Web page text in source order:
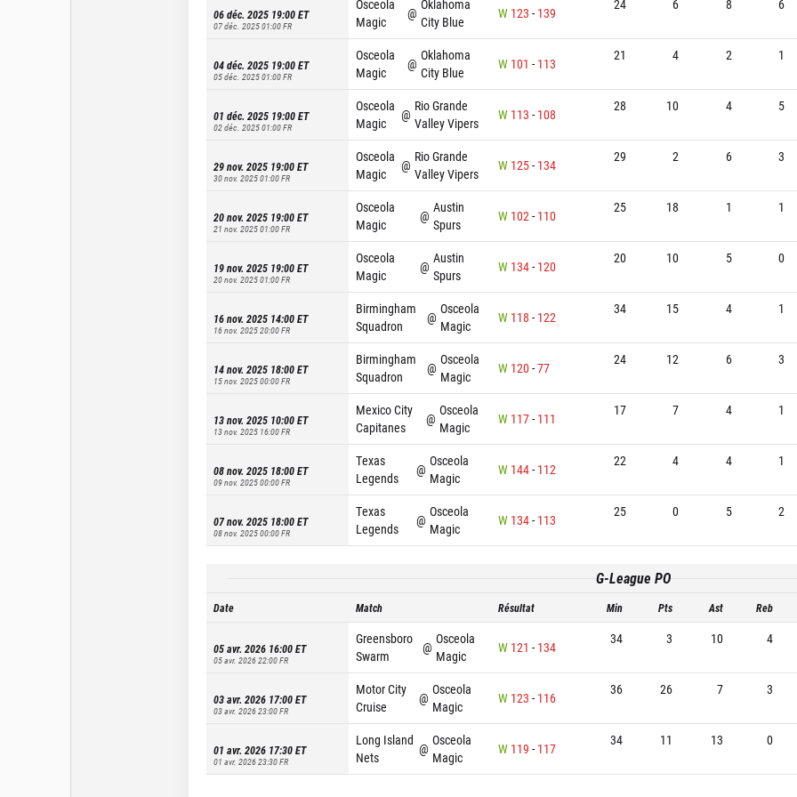
06 déc. 2025 19:00ET
07 déc. 2025 01:00FR
Osceola
Magic
@
Oklahoma
City Blue
W 123 - 139
24 6 8 6
04 déc. 2025 19:00ET
05 déc. 2025 01:00FR
Osceola
Magic
@
Oklahoma
City Blue
W 101 - 113
21 4 2 1
01 déc. 2025 19:00ET
02 déc. 2025 01:00FR
Osceola
Magic
@
Rio Grande
Valley Vipers
W 113 - 108
28 10 4 5
29 nov. 2025 19:00ET
30 nov. 2025 01:00FR
Osceola
Magic
@
Rio Grande
Valley Vipers
W 125- 134
29 2 6 3
20 nov. 2025 19:00ET
21 nov. 2025 01:00FR
Osceola
Magic
@
Austin
Spurs
W 102- 110
25 18 1 1
19 nov. 2025 19:00ET
20 nov. 2025 01:00FR
Osceola
Magic
@
Austin
Spurs
W 134- 120
20 10 5 0
16 nov. 2025 14:00ET
16 nov. 2025 20:00FR
Birmingham
Squadron
@
Osceola
Magic
W 118 - 122
34 15 4 1
14 nov. 2025 18:00ET
15 nov. 2025 00:00FR
Birmingham
Squadron
@
Osceola
Magic
W 120-77
24 12 6 3
13 nov. 2025 10:00ET
13 nov. 2025 16:00FR
Mexico City
Capitanes
@
Osceola
Magic
W 117- 111
17 7 4 1
08 nov. 2025 18:00ET
09 nov. 2025 00:00FR
Texas
Legends
@
Osceola
Magic
W 144- 112
22 4 4 1
07 nov. 2025 18:00ET
08 nov. 2025 00:00FR
Texas
Legends
@
Osceola
Magic
W 134- 113
25 0 5 2
G-League PO
Date Match Résultat Min Pts Ast Reb
05 avr. 2026 16:00ET
05 avr. 2026 22:00FR
Greensboro
Swarm
@
Osceola
Magic
W 121 - 134
34 3 10 4
03 avr. 2026 17:00ET
03 avr. 2026 23:00FR
Motor City
Cruise
@
Osceola
Magic
W 123 - 116
36 26 7 3
01 avr. 2026 17:30ET
01 avr. 2026 23:30FR
Long Island
Nets
@
Osceola
Magic
W 119 - 117
34 11 13 0